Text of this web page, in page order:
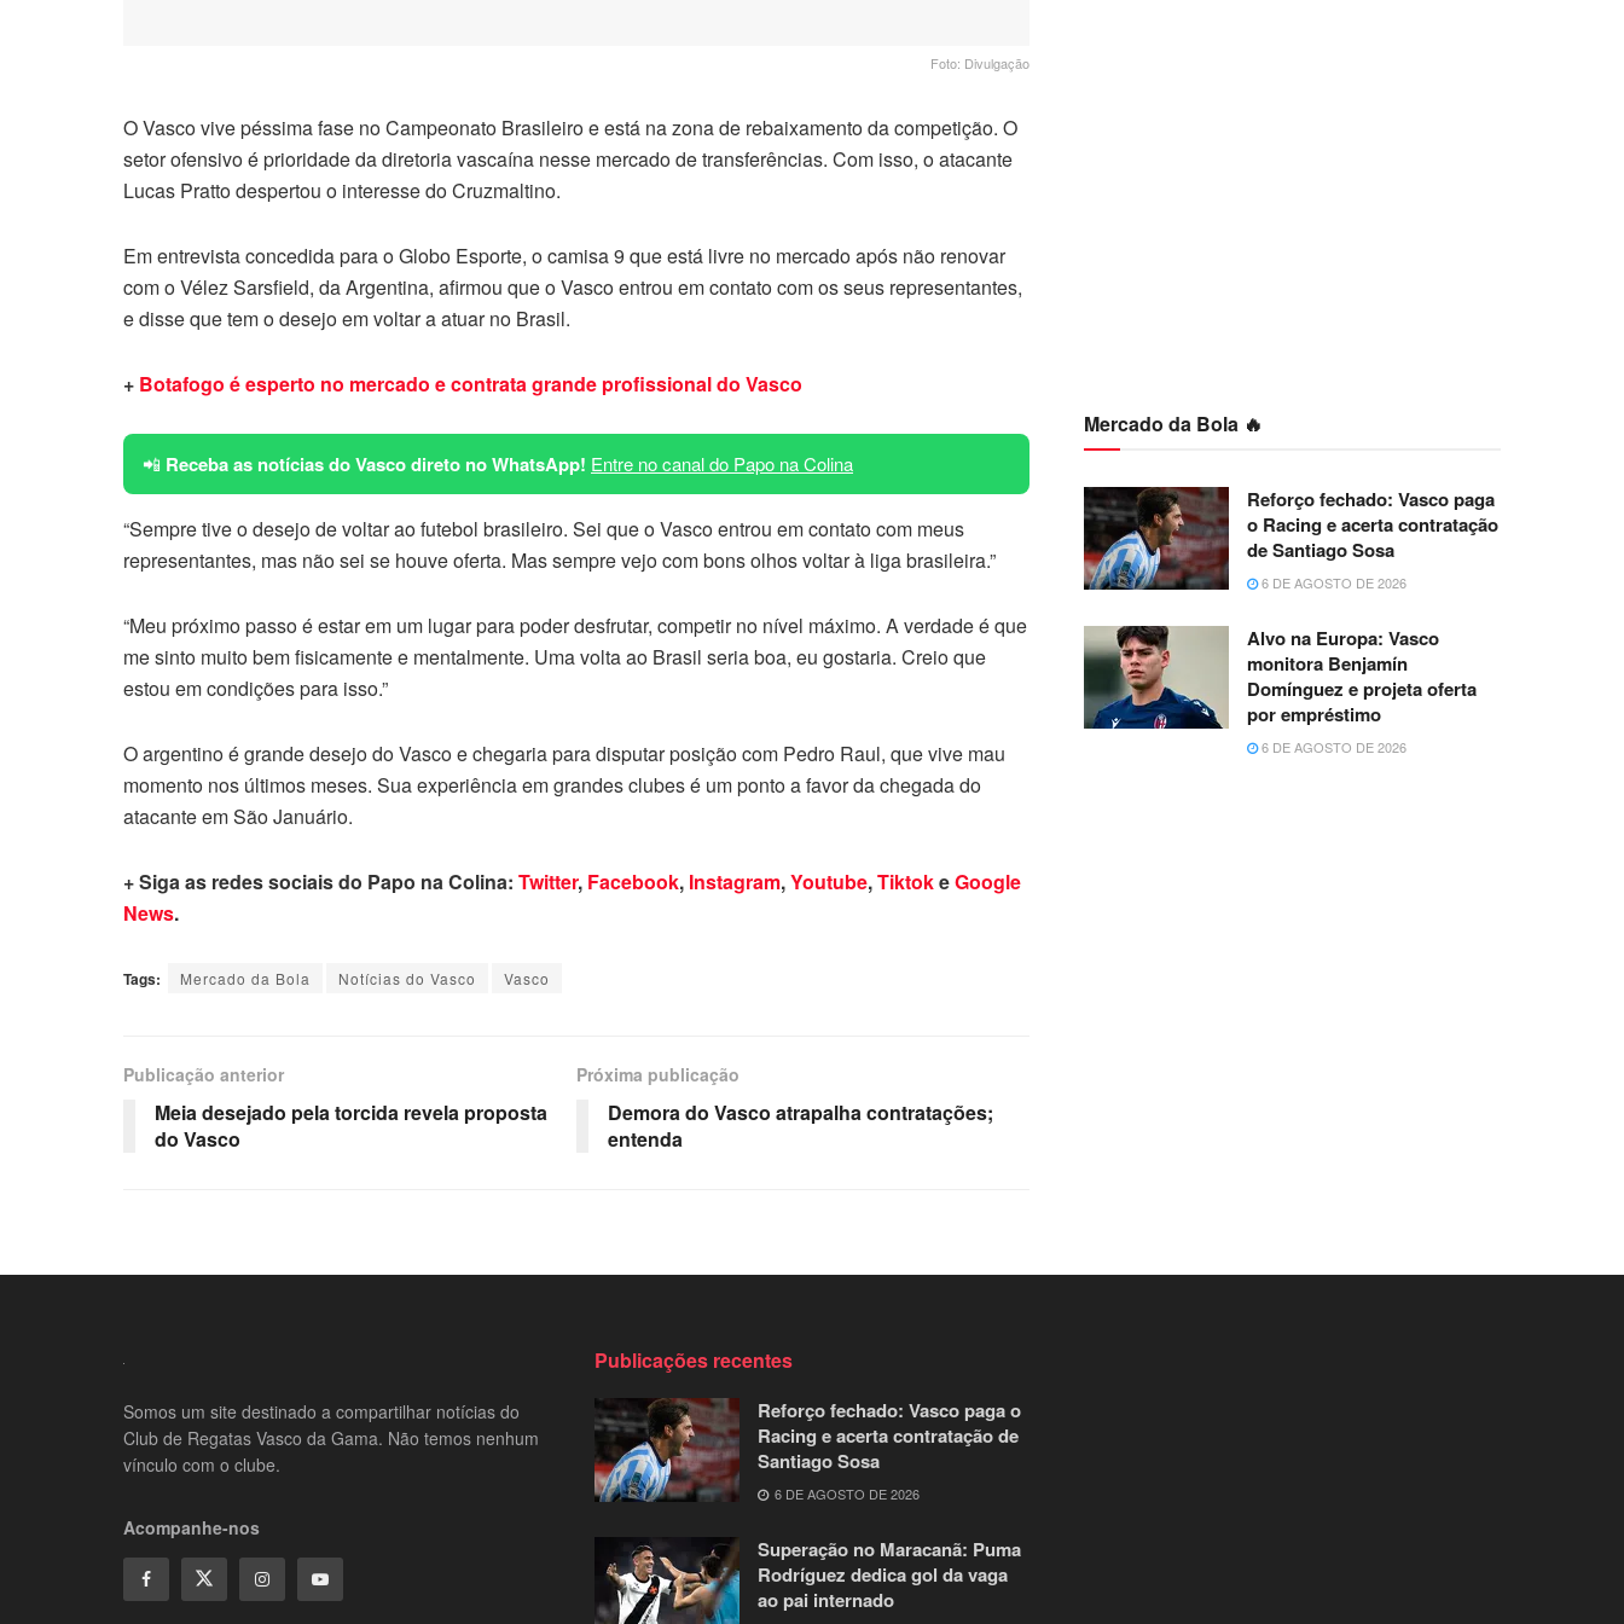
Foto: Divulgação
O Vasco vive péssima fase no Campeonato Brasileiro e está na zona de rebaixamento da competição. O
setor ofensivo é prioridade da diretoria vascaína nesse mercado de transferências. Com isso, o atacante
Lucas Pratto despertou o interesse do Cruzmaltino.
Em entrevista concedida para o Globo Esporte, o camisa 9 que está livre no mercado após não renovar
com o Vélez Sarsfield, da Argentina, afirmou que o Vasco entrou em contato com os seus representantes,
e disse que tem o desejo em voltar a atuar no Brasil.
+ Botafogo é esperto no mercado e contrata grande profissional do Vasco
📲 Receba as notícias do Vasco direto no WhatsApp! Entre no canal do Papo na Colina
“Sempre tive o desejo de voltar ao futebol brasileiro. Sei que o Vasco entrou em contato com meus
representantes, mas não sei se houve oferta. Mas sempre vejo com bons olhos voltar à liga brasileira.”
“Meu próximo passo é estar em um lugar para poder desfrutar, competir no nível máximo. A verdade é que
me sinto muito bem fisicamente e mentalmente. Uma volta ao Brasil seria boa, eu gostaria. Creio que
estou em condições para isso.”
O argentino é grande desejo do Vasco e chegaria para disputar posição com Pedro Raul, que vive mau
momento nos últimos meses. Sua experiência em grandes clubes é um ponto a favor da chegada do
atacante em São Januário.
+ Siga as redes sociais do Papo na Colina: Twitter, Facebook, Instagram,Youtube,TiktokeGoogle
News.
Tags: Mercado da Bola Notícias do Vasco Vasco
Publicação anterior
Meia desejado pela torcida revela proposta
do Vasco
Próxima publicação
Demora do Vasco atrapalha contratações;
entenda
Mercado da Bola 🔥
Reforço fechado: Vasco paga
o Racing e acerta contratação
de Santiago Sosa
6 DE AGOSTO DE 2026
Alvo na Europa: Vasco
monitora Benjamín
Domínguez e projeta oferta
por empréstimo
6 DE AGOSTO DE 2026
Somos um site destinado a compartilhar notícias do
Club de Regatas Vasco da Gama. Não temos nenhum
vínculo com o clube.
Acompanhe-nos
Publicações recentes
Reforço fechado: Vasco paga o
Racing e acerta contratação de
Santiago Sosa
6 DE AGOSTO DE 2026
Superação no Maracanã: Puma
Rodríguez dedica gol da vaga
ao pai internado